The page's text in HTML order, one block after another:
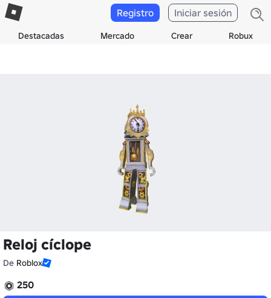
Destacadas Mercado Crear Robux
Registro Iniciar sesión
Reloj cíclope
De Roblox
250